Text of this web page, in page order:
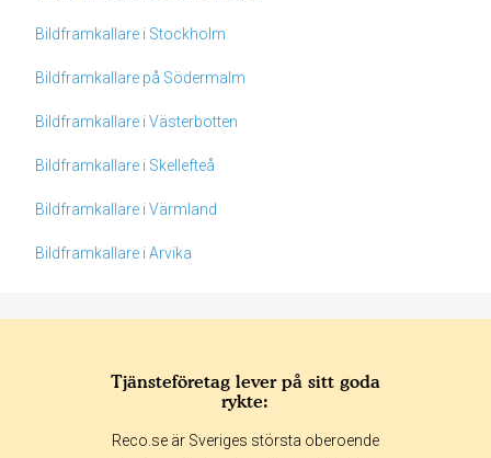
Bildframkallare i Stockholm
Bildframkallare på Södermalm
Bildframkallare i Västerbotten
Bildframkallare i Skellefteå
Bildframkallare i Värmland
Bildframkallare i Arvika
Tjänsteföretag lever på sitt goda
rykte:
Reco.se är Sveriges största oberoende